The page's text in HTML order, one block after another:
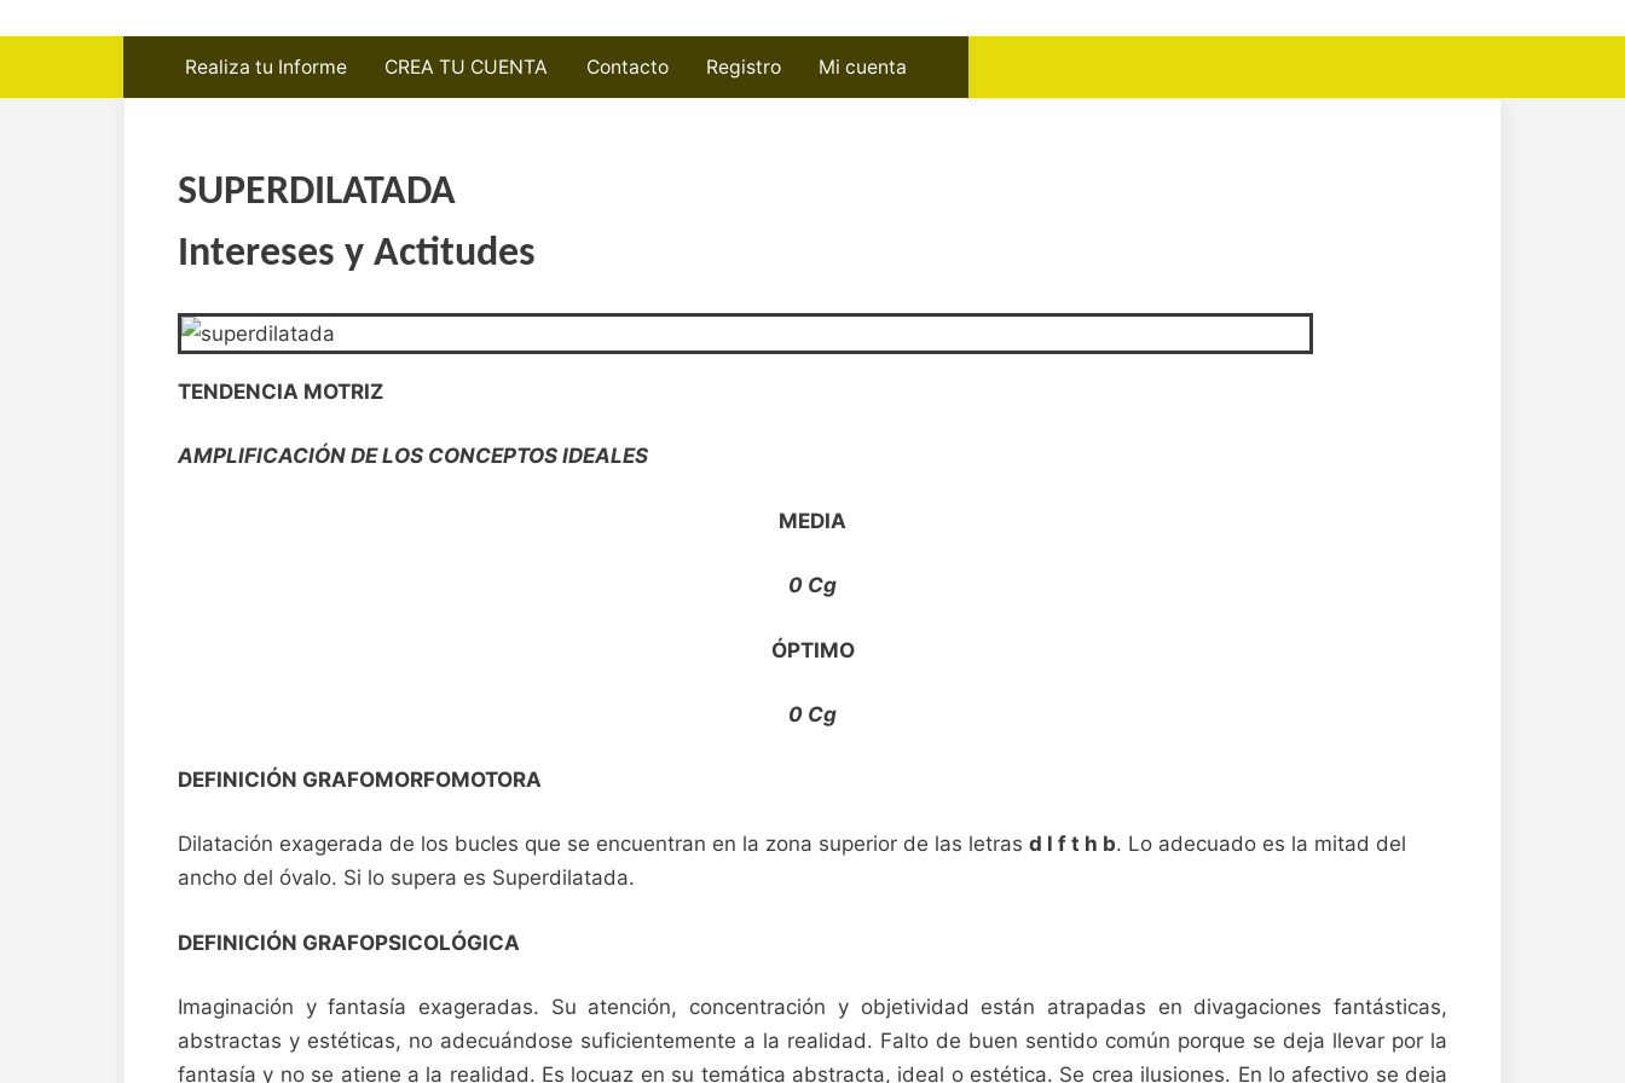
Realiza tu Informe CREA TU CUENTA Contacto Registro Mi cuenta
SUPERDILATADA
Intereses y Actitudes
TENDENCIA MOTRIZ
AMPLIFICACIÓN DE LOS CONCEPTOS IDEALES
MEDIA
0 Cg
ÓPTIMO
0 Cg
DEFINICIÓN GRAFOMORFOMOTORA
Dilatación exagerada de los bucles que se encuentran en la zona superior de las letras d l f t h b. Lo adecuado es la mitad del
ancho del óvalo. Si lo supera es Superdilatada.
DEFINICIÓN GRAFOPSICOLÓGICA
Imaginación y fantasía exageradas. Su atención, concentración y objetividad están atrapadas en divagaciones fantásticas,
abstractas y estéticas, no adecuándose suficientemente a la realidad. Falto de buen sentido común porque se deja llevar por la
fantasía y no se atiene a la realidad. Es locuaz en su temática abstracta, ideal o estética. Se crea ilusiones. En lo afectivo se deja